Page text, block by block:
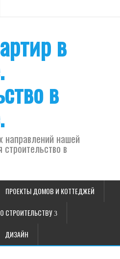
в
в
направлений нашей
в
ПРОЕКТЫ ДОМОВ И КОТТЕДЖЕЙ
СТРОИТЕЛЬСТВУ
ДИЗАЙН